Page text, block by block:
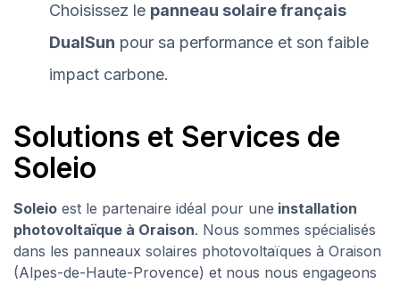
Choisissez le panneau solaire français
DualSun pour sa performance et son faible
impact carbone.
Solutions et Services de
Soleio
Soleio est le partenaire idéal pour une installation
photovoltaïque à Oraison. Nous sommes spécialisés
dans les panneaux solaires photovoltaïques à Oraison
(Alpes-de-Haute-Provence) et nous nous engageons